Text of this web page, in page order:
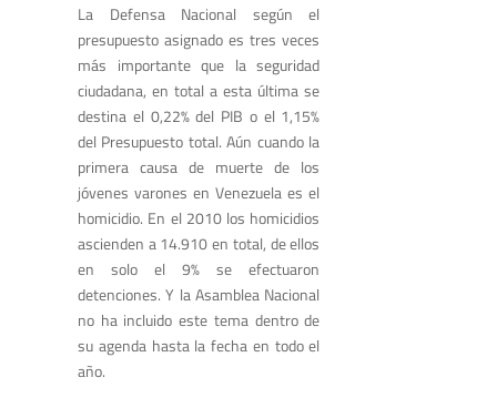
La Defensa Nacional según el
presupuesto asignado es tres veces
más importante que la seguridad
ciudadana, en total a esta última se
destina el 0,22% del PIB o el 1,15%
del Presupuesto total. Aún cuando la
primera causa de muerte de los
jóvenes varones en Venezuela es el
homicidio. En el 2010 los homicidios
ascienden a 14.910 en total, de ellos
en solo el 9% se efectuaron
detenciones. Y la Asamblea Nacional
no ha incluido este tema dentro de
su agenda hasta la fecha en todo el
año.